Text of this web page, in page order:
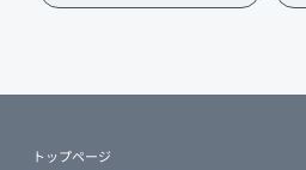
トップページ